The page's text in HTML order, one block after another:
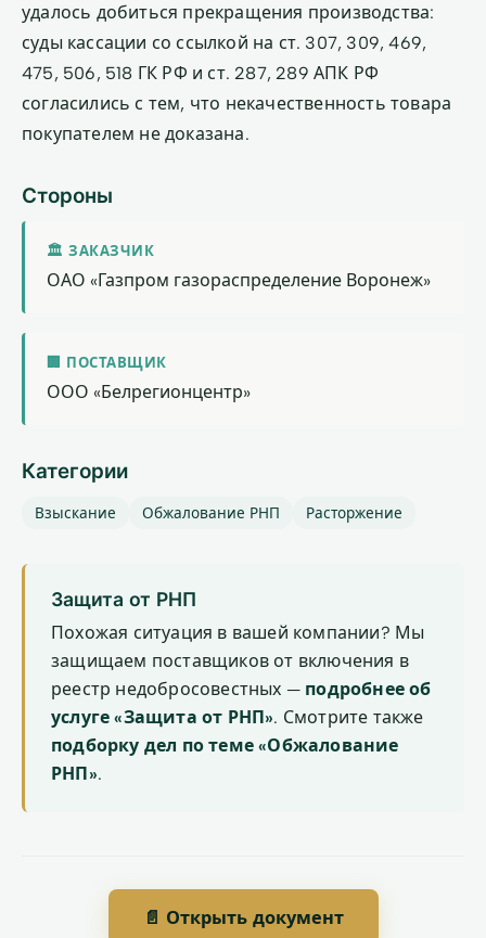
удалось добиться прекращения производства:
суды кассации со ссылкой на ст. 307, 309, 469,
475, 506, 518 ГК РФ и ст. 287, 289 АПК РФ
согласились с тем, что некачественность товара
покупателем не доказана.
Стороны
🏛 ЗАКАЗЧИК
ОАО «Газпром газораспределение Воронеж»
🏢 ПОСТАВЩИК
ООО «Белрегионцентр»
Категории
Взыскание Обжалование РНП Расторжение
Защита от РНП
Похожая ситуация в вашей компании? Мы
защищаем поставщиков от включения в
реестр недобросовестных — подробнее об
услуге «Защита от РНП». Смотрите также
подборку дел по теме «Обжалование
РНП».
📄 Открыть документ